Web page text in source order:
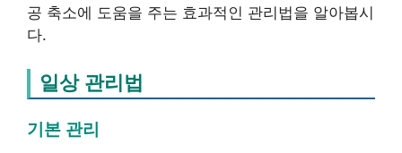
공 축소에 도움을 주는 효과적인 관리법을 알아봅시
다.
일상 관리법
기본 관리